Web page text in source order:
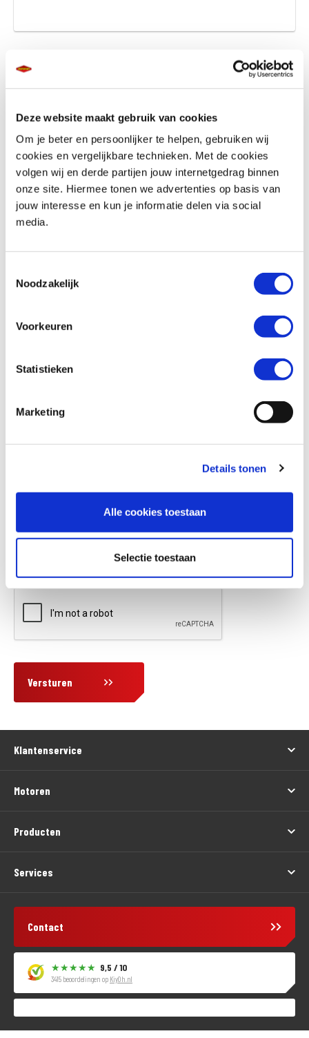
Deze website maakt gebruik van cookies
Om je beter en persoonlijker te helpen, gebruiken wij
cookies en vergelijkbare technieken. Met de cookies
volgen wij en derde partijen jouw internetgedrag binnen
onze site. Hiermee tonen we advertenties op basis van
jouw interesse en kun je informatie delen via social
media.
Noodzakelijk
Voorkeuren
Statistieken
Marketing
Details tonen
Alle cookies toestaan
Selectie toestaan
Woonplaats *
Vraag en/of opmerking
Versturen
Klantenservice
Motoren
Producten
Services
Contact
9,5 / 10
3415 beoordelingen op KiyOh.nl